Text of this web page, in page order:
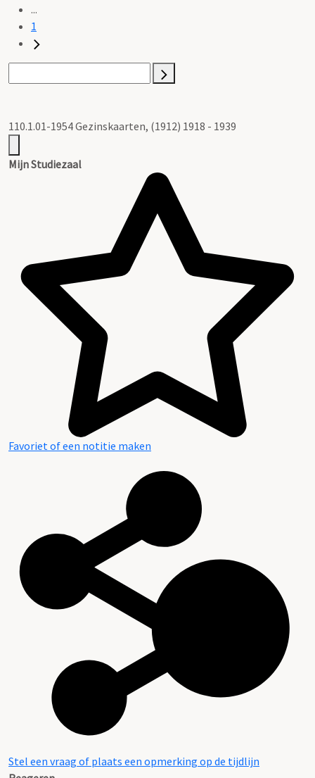
...
1
110.1.01-1954 Gezinskaarten, (1912) 1918 - 1939
Mijn Studiezaal
Favoriet of een notitie maken
Stel een vraag of plaats een opmerking op de tijdlijn